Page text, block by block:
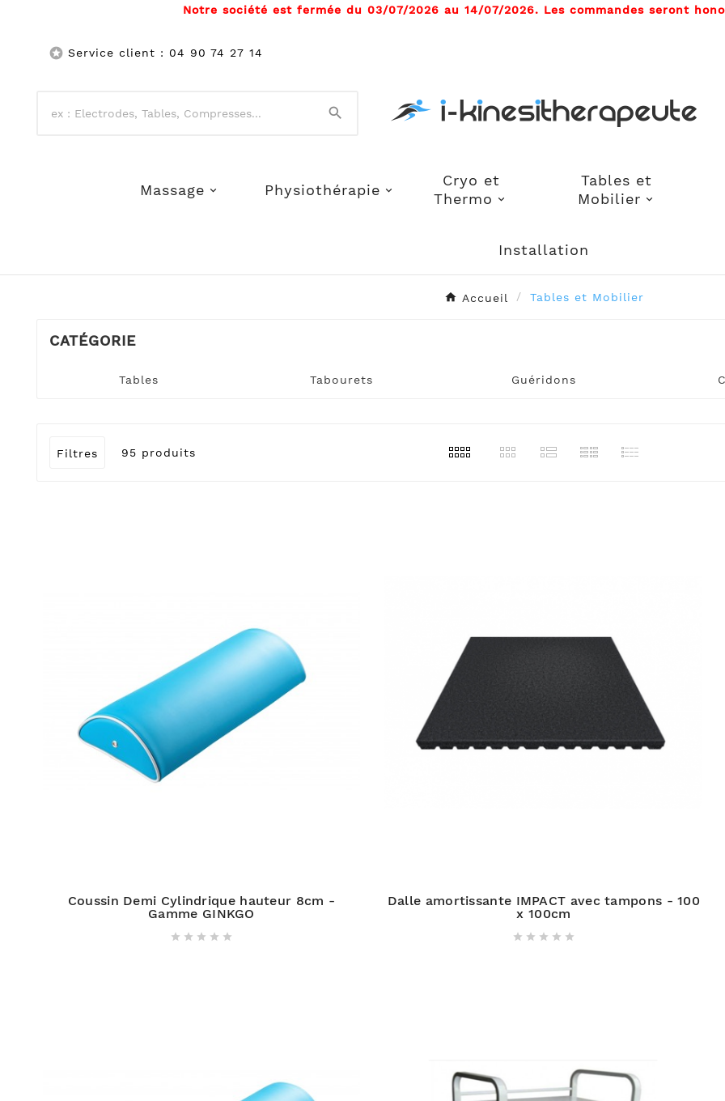
Notre société est fermée du 03/07/2026 au 14/07/2026. Les commandes seront
 Service client : 04 90 74 27 14

Massage Physiothérapie
Cryo et
Thermo
Tables et
Mobilier
Installation
Accueil Tables et Mobilier
CATÉGORIE
Tables Tabourets Guéridons
Filtres 95 produits
Coussin Demi Cylindrique hauteur 8cm -
Gamme GINKGO
    
Dalle amortissante IMPACT avec tampons - 100
x 100cm
    